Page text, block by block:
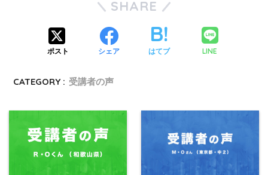
SHARE
ポスト シェア はてブ LINE
CATEGORY : 受講者の声